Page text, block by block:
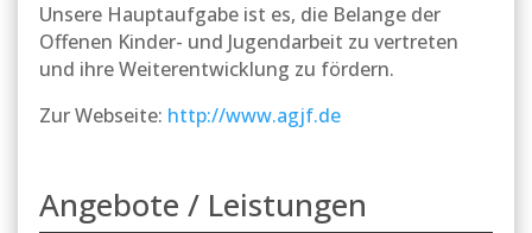
Unsere Hauptaufgabe ist es, die Belange der
Offenen Kinder- und Jugendarbeit zu vertreten
und ihre Weiterentwicklung zu fördern.
Zur Webseite: http://www.agjf.de
Angebote / Leistungen